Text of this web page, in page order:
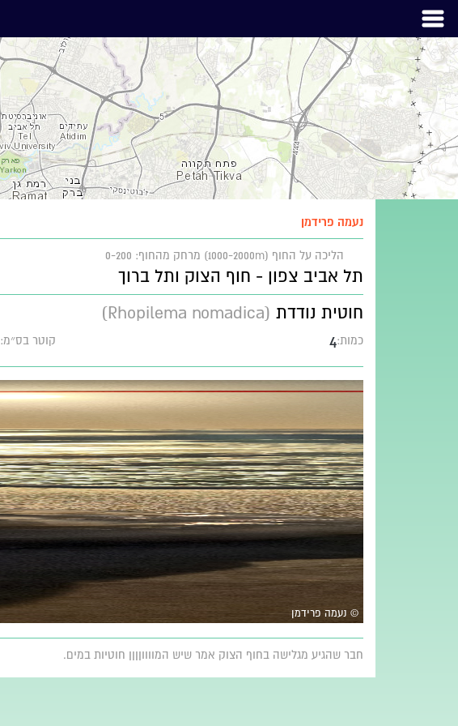
נעמה פרידמן
הליכה על החוף (1000-2000m) מרחק מהחוף: 0-200
תל אביב צפון - חוף הצוק ותל ברוך
חוטית נודדת (Rhopilema nomadica)
כמות:4 קוטר בס״מ:31-60
© נעמה פרידמן
חבר שהגיע מגלישה בחוף הצוק אמר שיש המווווןןןן חוטיות במים.